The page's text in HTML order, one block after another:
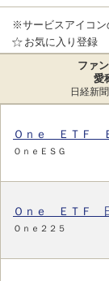
※サービスアイコン
お気に入り登録
ファ
愛
日経新
Ｏｎｅ ＥＴＦ
ＯｎｅＥＳＧ
Ｏｎｅ ＥＴＦ
Ｏｎｅ２２５